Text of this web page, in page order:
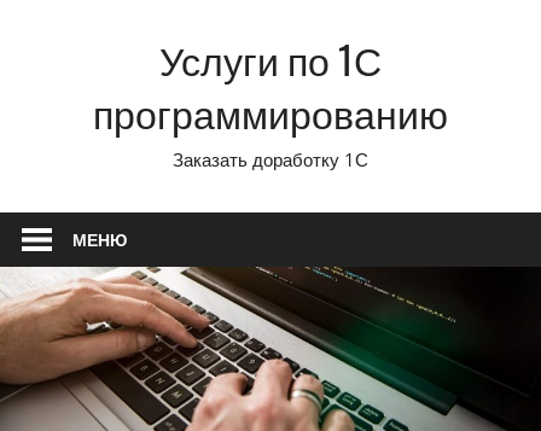
Услуги по 1С
программированию
Заказать доработку 1С
МЕНЮ